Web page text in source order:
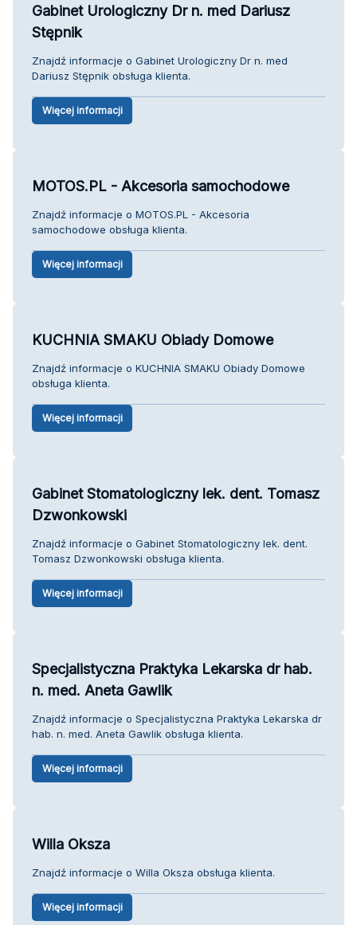
Gabinet Urologiczny Dr n. med Dariusz
Stępnik
Znajdź informacje o Gabinet Urologiczny Dr n. med
Dariusz Stępnik obsługa klienta.
Więcej informacji
MOTOS.PL - Akcesoria samochodowe
Znajdź informacje o MOTOS.PL - Akcesoria
samochodowe obsługa klienta.
Więcej informacji
KUCHNIA SMAKU Obiady Domowe
Znajdź informacje o KUCHNIA SMAKU Obiady Domowe
obsługa klienta.
Więcej informacji
Gabinet Stomatologiczny lek. dent. Tomasz
Dzwonkowski
Znajdź informacje o Gabinet Stomatologiczny lek. dent.
Tomasz Dzwonkowski obsługa klienta.
Więcej informacji
Specjalistyczna Praktyka Lekarska dr hab.
n. med. Aneta Gawlik
Znajdź informacje o Specjalistyczna Praktyka Lekarska dr
hab. n. med. Aneta Gawlik obsługa klienta.
Więcej informacji
Willa Oksza
Znajdź informacje o Willa Oksza obsługa klienta.
Więcej informacji